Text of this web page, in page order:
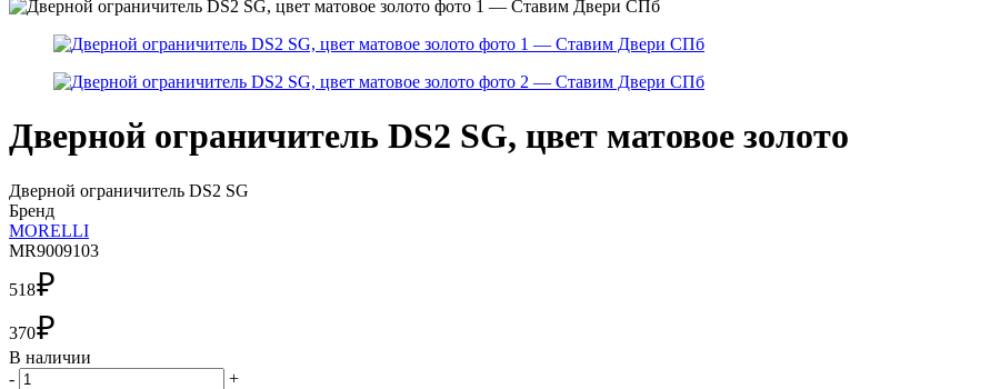
Дверной ограничитель DS2 SG, цвет матовое золото
Дверной ограничитель DS2 SG
Бренд
MORELLI
MR9009103
518₽
370₽
В наличии
-
+